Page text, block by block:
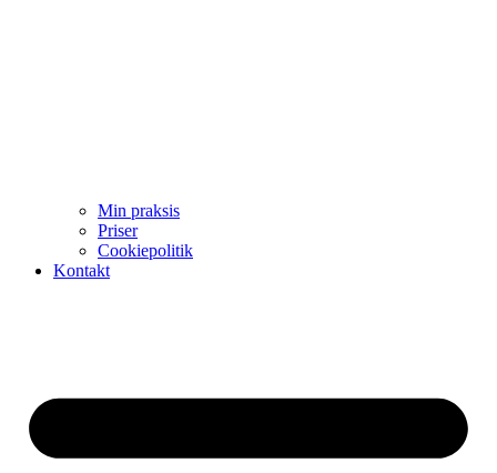
Min praksis
Priser
Cookiepolitik
Kontakt